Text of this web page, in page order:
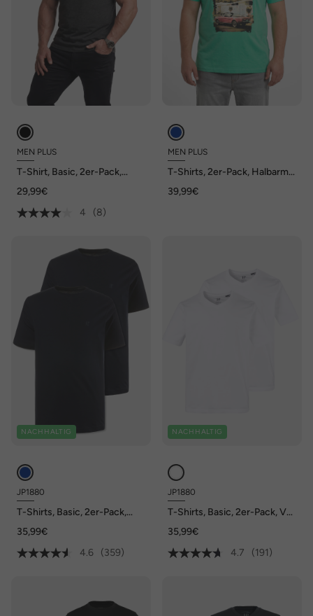
MEN PLUS
T-Shirt, Basic, 2er-Pack,
29,99€
4
(8)
MEN PLUS
T-Shirts, 2er-Pack, Halbarm,
39,99€
NACHHALTIG
JP1880
T-Shirts, Basic, 2er-Pack,
35,99€
4.6
(359)
NACHHALTIG
JP1880
T-Shirts, Basic, 2er-Pack, V-
35,99€
4.7
(191)